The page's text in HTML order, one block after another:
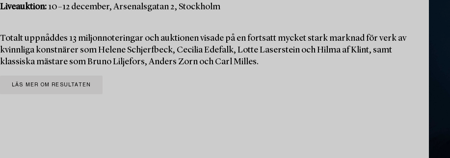
Liveauktion: 10–12 december, Arsenalsgatan 2, Stockholm
Totalt uppnåddes 13 miljonnoteringar och auktionen visade på en fortsatt mycket stark marknad för verk av
kvinnliga konstnärer som Helene Schjerfbeck, Cecilia Edefalk, Lotte Laserstein och Hilma af Klint, samt
klassiska mästare som Bruno Liljefors, Anders Zorn och Carl Milles.
LÄS MER OM RESULTATEN